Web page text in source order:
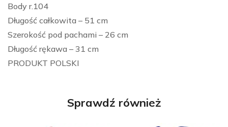
Body r.104
Długość całkowita – 51 cm
Szerokość pod pachami – 26 cm
Długość rękawa – 31 cm
PRODUKT POLSKI
Sprawdź również